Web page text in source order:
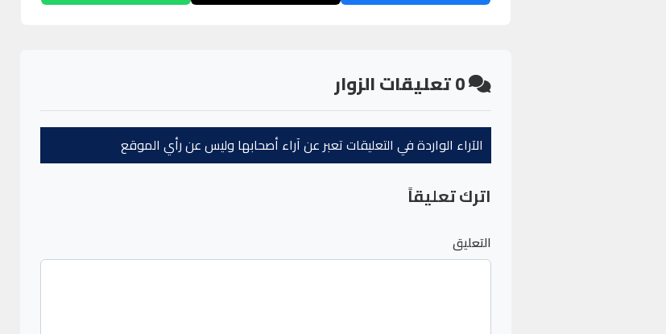
0تعليقات الزوار
الآراء الواردة في التعليقات تعبر عن آراء أصحابها وليس عن رأي الموقع
اترك تعليقاً
التعليق